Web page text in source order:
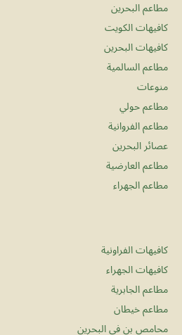
مطاعم البحرين
كافيهات الكويت
كافيهات البحرين
مطاعم السالمية
منوعات
مطاعم حولي
مطاعم الفروانية
عصائر البحرين
مطاعم العارضية
مطاعم الجهراء
كافيهات الفراونية
كافيهات الجهراء
مطاعم الجابرية
مطاعم خيطان
محامص بن في البحرين